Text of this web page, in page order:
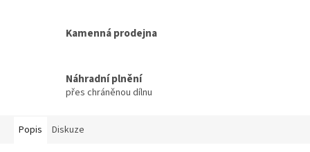
Kamenná prodejna
Náhradní plnění
přes chráněnou dílnu
Popis Diskuze